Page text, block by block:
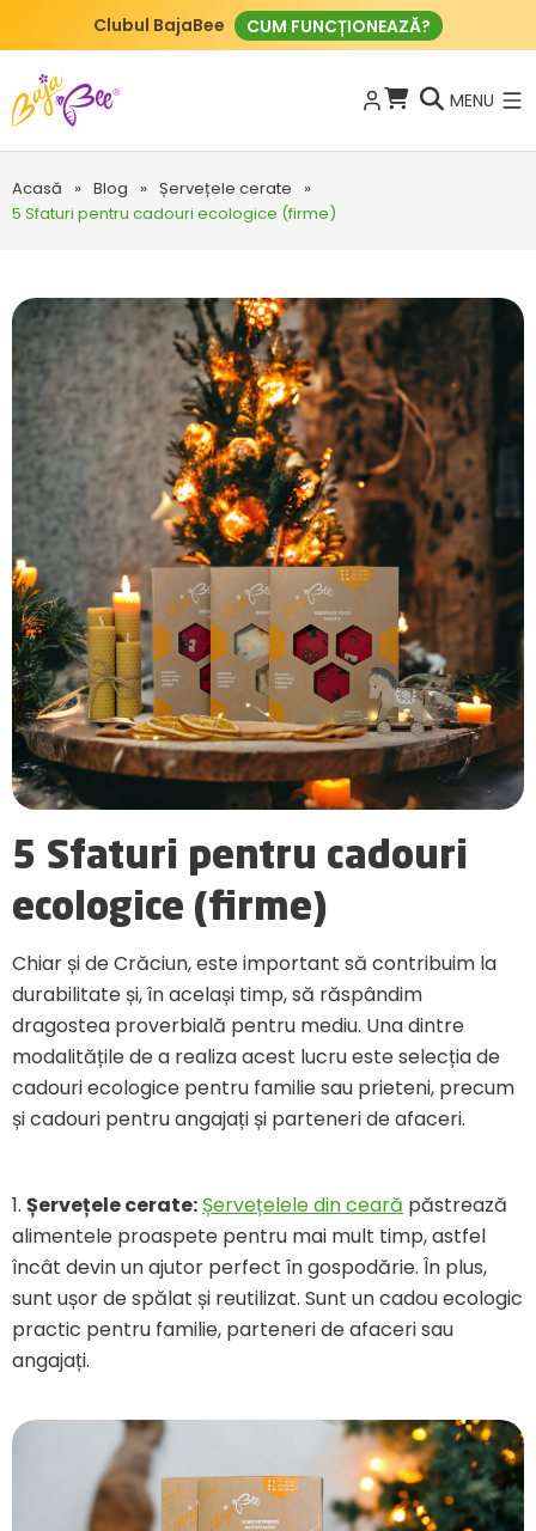
Clubul BajaBee CUM FUNCȚIONEAZĂ?
MENU
Acasă » Blog » Șervețele cerate
»
5 Sfaturi pentru cadouri ecologice (firme)
5 Sfaturi pentru cadouri
ecologice (firme)
Chiar și de Crăciun, este important să contribuim la
durabilitate și, în același timp, să răspândim
dragostea proverbială pentru mediu. Una dintre
modalitățile de a realiza acest lucru este selecția de
cadouri ecologice pentru familie sau prieteni, precum
și cadouri pentru angajați și parteneri de afaceri.
1. Șervețele cerate: Șervețelele din ceară păstrează
alimentele proaspete pentru mai mult timp, astfel
încât devin un ajutor perfect în gospodărie. În plus,
sunt ușor de spălat și reutilizat. Sunt un cadou ecologic
practic pentru familie, parteneri de afaceri sau
angajați.